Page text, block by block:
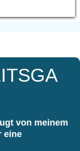
von meinem
eine